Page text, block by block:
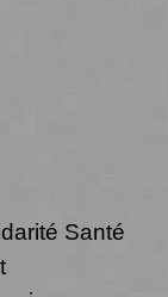
Santé